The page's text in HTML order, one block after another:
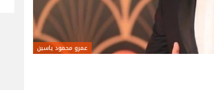
عمرو محمود ياسين